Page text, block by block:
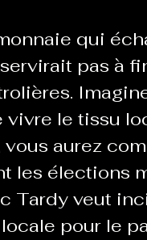
Le Chabot La
del païs Pour
qui
pas à
vivre le tissu
aurez
les élections
Tardy veut
pour le